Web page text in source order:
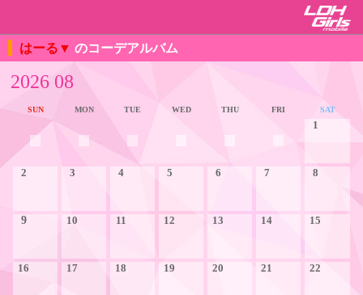
はーる▼ のコーデアルバム
2026 08
SUN MON TUE WED THU FRI SAT
1
2 3 4 5 6 7 8
9 10 11 12 13 14 15
16 17 18 19 20 21 22